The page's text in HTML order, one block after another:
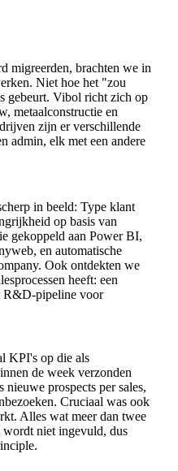
migreerden, brachten we in
Niet hoe het "zou
gebeurt. Vibol richt zich op
metaalconstructie en
zijn er verschillende
admin, elk met een andere
in beeld: Type klant
op basis van
gekoppeld aan Power BI,
en automatische
Ook ontdekten we
heeft: een
R&D-pipeline voor
KPI's op die als
de week verzonden
prospects per sales,
Cruciaal was ook
Alles wat meer dan twee
niet ingevuld, dus